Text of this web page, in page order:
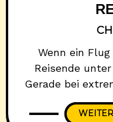
Wenn ein
Reisende
Gerade bei
oder
Urlauberinnen